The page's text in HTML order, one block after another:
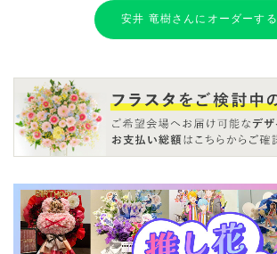
安井 竜樹さんにオーダーする